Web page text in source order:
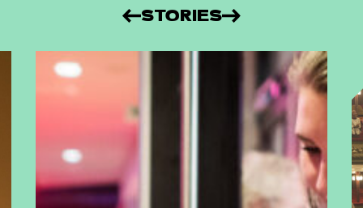
STORIES